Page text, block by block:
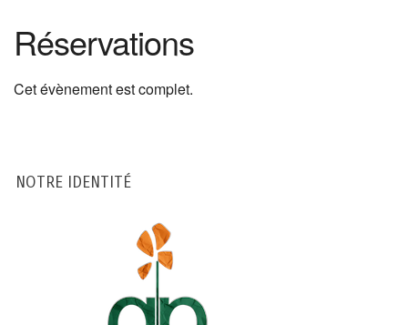
Réservations
Cet évènement est complet.
NOTRE IDENTITÉ